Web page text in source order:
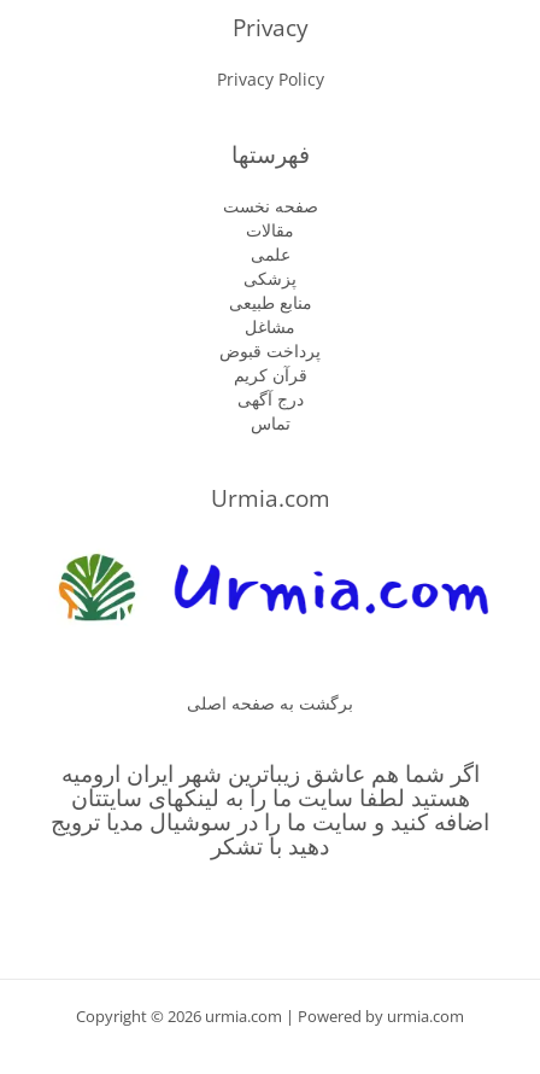
Privacy
Privacy Policy
فهرستها
صفحه نخست
مقالات
علمی
پزشكى
منابع طبیعی
مشاغل
پرداخت قبوض
قرآن کریم
درج آگهی
تماس
Urmia.com
برگشت به صفحه اصلی
اگر شما هم عاشق زیباترین شهر ایران ارومیه
هستید لطفا سایت ما را به لینکهای سایتتان
اضافه کنید و سایت ما را در سوشیال مدیا ترویج
دهید با تشکر
Copyright © 2026 urmia.com | Powered by urmia.com